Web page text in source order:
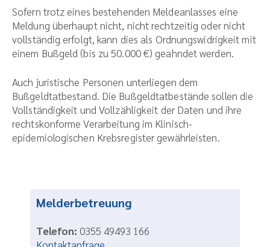
Sofern trotz eines bestehenden Meldeanlasses eine
Meldung überhaupt nicht, nicht rechtzeitig oder nicht
vollständig erfolgt, kann dies als Ordnungswidrigkeit mit
einem Bußgeld (bis zu 50.000 €) geahndet werden.
Auch juristische Personen unterliegen dem
Bußgeldtatbestand. Die Bußgeldtatbestände sollen die
Vollständigkeit und Vollzähligkeit der Daten und ihre
rechtskonforme Verarbeitung im Klinisch-
epidemiologischen Krebsregister gewährleisten.
Melderbetreuung
Telefon: 0355 49493 166